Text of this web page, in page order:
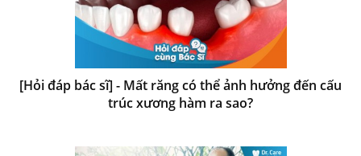
[Hỏi đáp bác sĩ] - Mất răng có thể ảnh hưởng đến cấu
trúc xương hàm ra sao?